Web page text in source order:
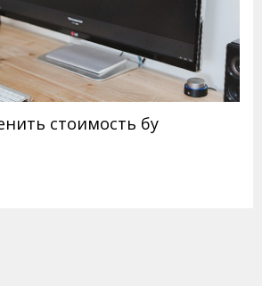
стоимость бу